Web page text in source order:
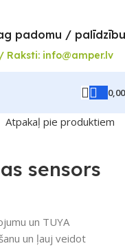
padomu /
Raksti: info@amper.lv
Atpakaļ pie produktiem
sensors
un TUYA
un ļauj veidot